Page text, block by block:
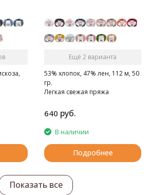
Ещё 2 варианта
53% хлопок, 47% лен, 112 м, 50
гр.
Легкая свежая пряжа
640 руб.
В наличии
Подробнее
Показать все